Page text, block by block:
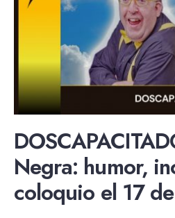
Negra: humor,
coloquio el 17